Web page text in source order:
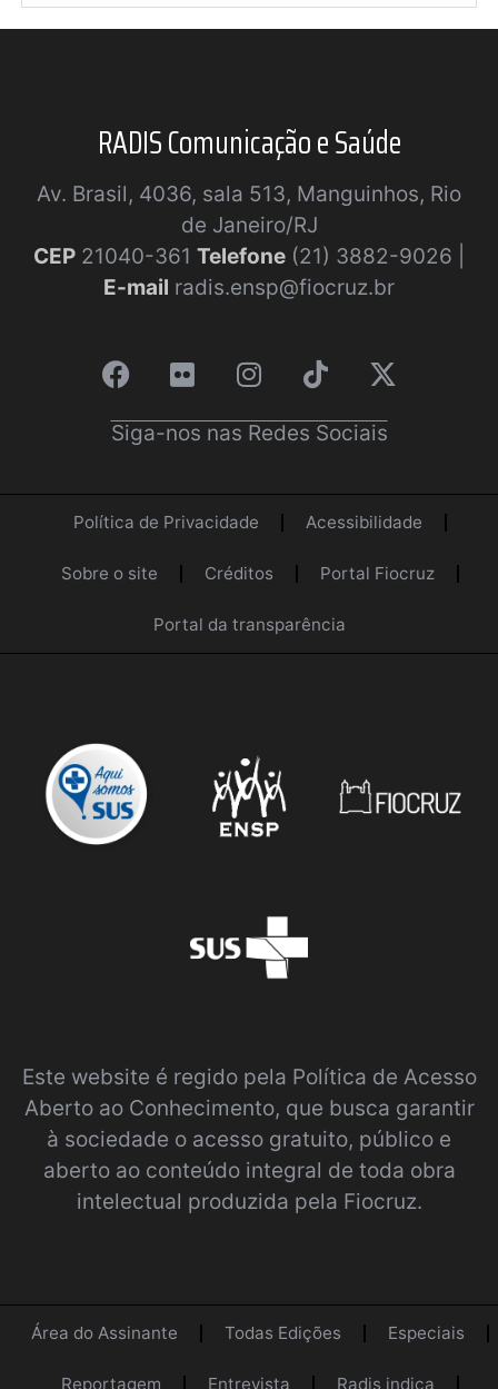
RADIS Comunicação e Saúde
Av. Brasil, 4036, sala 513, Manguinhos, Rio
de Janeiro/RJ
CEP 21040-361 Telefone (21) 3882-9026 |
E-mail radis.ensp@fiocruz.br
Siga-nos nas Redes Sociais
Política de Privacidade Acessibilidade
Sobre o site Créditos Portal Fiocruz
Portal da transparência
Este website é regido pela Política de Acesso
Aberto ao Conhecimento, que busca garantir
à sociedade o acesso gratuito, público e
aberto ao conteúdo integral de toda obra
intelectual produzida pela Fiocruz.
Área do Assinante Todas Edições Especiais
Reportagem Entrevista Radis indica